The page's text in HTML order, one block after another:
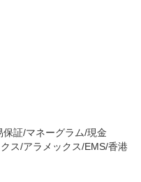
証/マネーグラム/現金
ス/アラメックス/EMS/香港